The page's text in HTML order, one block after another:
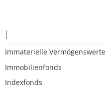
I
Immaterielle Vermögenswerte
Immobilienfonds
Indexfonds